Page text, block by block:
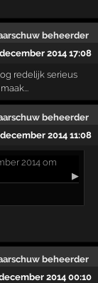
2014 17:08
redelijk serieus
2014 11:08
2014 om
▶
2014 00:10